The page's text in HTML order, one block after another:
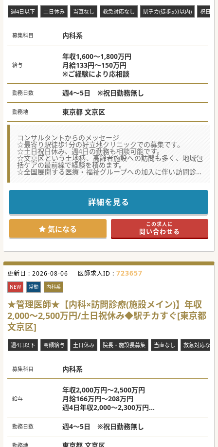
週4日以下 土日休み 当直なし 救急対応なし 駅チカ(徒歩5分以内) 祝日休
募集科目 内科系
給与
年収1,600～1,800万円
月給133円～150万円
※ご経験により応相談
勤務日数 週4～5日 ※祝日勤務無し
勤務地 東京都 文京区
コンサルタントからのメッセージ
☆最寄り駅徒歩1分の好立地クリニックでの募集です。
☆土日祝日休み、週4日の勤務も相談可能です。
☆文京区という土地柄、高齢者施設への訪問も多く、地域包
括ケアの最前線で経験を積めます。
☆全国展開する医療・福祉グループへの加入に伴い訪問診療
をさらに強化しています。
【具体的な業務内容】
■施設と個人宅の割合が9対1となる訪問診療を担当し、カル
テ入力等は同行する医療事務が迅速にサポートします。
■文京区を中心とした広範なエリアへ赴き、地域の多種多様
な患者様を対象に丁寧でやさしい訪問診療を提供します。
■オンコール対応がありますが、ファーストコールは医療事
務が担当するため、医師は指示出し等に専念できます。
■全国展開する医療・福祉グループへの加入に伴い、在宅医
療体制をさらに強化するため新たな医師を募集します。
■高齢者施設への訪問ニーズが地域内で急増しており、在宅
医療の質をより向上させるために増員を決定しました。
■地域医療に貢献するべく、患者様やスタッフと温かいコミ
ュニケーションを主体的に図れる医師を求めています。
【やりがい】
■地域包括ケアの最前線となる文京区にて、内科領域の多様
な臨床経験を積みながら医師として大きく成長できます。
■一般内科の知見に加えて、東洋医学や漢方を用いた未病へ
のアプローチを学ぶことで臨床の視野が一段と広がります。
■患者様とそのご家族に寄り添い、在宅医療を通じて直接感
謝されることで大きな社会的使命感と喜びを実感できます。
詳細を見る
気になる この求人に
問い合わせる
更新日 : 2026-08-06 医師求人ID : 723657
NEW 常勤 内科系
★管理医師★【内科×訪問診療(施設メイン)】年収
2,000～2,500万円/土日祝休み◆駅チカすぐ[東京都
文京区]
週4日以下 高額給与 土日休み 院長・施設長募集 当直なし 救急対応なし
募集科目 内科系
給与
年収2,000万円～2,500万円
月給166万円～208万円
週4日年収2,000～2,300万円
週5日年収2,300～2,500万円
※管理医師手当込み
※ご経験により応相談
勤務日数 週4～5日 ※祝日勤務無し
勤務地